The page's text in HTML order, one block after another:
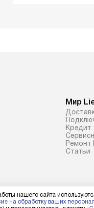
Мир
Кредит
Ремонт
Cтатьи
нашего сайта
на обработку ваших